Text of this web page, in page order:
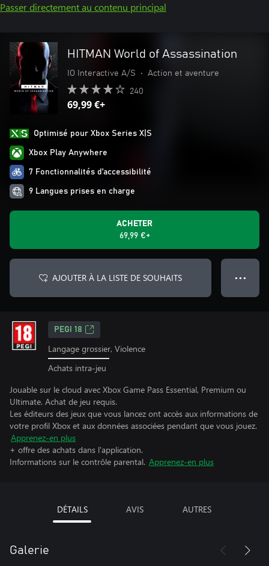
Passer directement au contenu principal
HITMAN World of Assassination
IO Interactive A/S • Action et aventure
240
69,99 €+
Optimisé pour Xbox Series X|S
Xbox Play Anywhere
7 Fonctionnalités d’accessibilité
9 Langues prises en charge
ACHETER
69,99 €+
AJOUTER À LA LISTE DE SOUHAITS ● ● ●
PEGI 18
Langage grossier, Violence
Achats intra-jeu
Jouable sur le cloud avec Xbox Game Pass Essential, Premium ou
Ultimate. Achat de jeu requis.
Les éditeurs des jeux que vous lancez ont accès aux informations de
votre profil Xbox et aux données associées pendant que vous jouez.
Apprenez-en plus
+ offre des achats dans l'application.
Informations sur le contrôle parental. Apprenez-en plus
DÉTAILS AVIS AUTRES
Galerie